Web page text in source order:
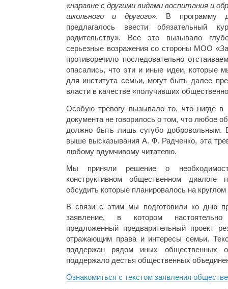
«наравне с другими видами воспитания и
школьного и другого». В программу
предлагалось ввести обязательный
родительству». Все это вызывало
серьезные возражения со стороны МОО
противоречило последовательно
опасались, что эти и иные идеи, которые
для института семьи, могут быть далее
власти в качестве «получивших
Особую тревогу вызывало то, что нигде в
документа не говорилось о том, что любое
должно быть лишь сугубо добровольным. В
выше высказывания А. Ф. Радченко, эта
любому вдумчивому читателю.
Мы приняли решение о
конструктивном общественном диалоге
обсудить которые планировалось на круглом
В связи с этим мы подготовили ко дню
заявление, в котором настоятельно
предложенный предварительный проект
отражающим права и интересы семьи.
поддержан рядом иных общественных
поддержало дестья общественных
Ознакомиться с текстом заявления